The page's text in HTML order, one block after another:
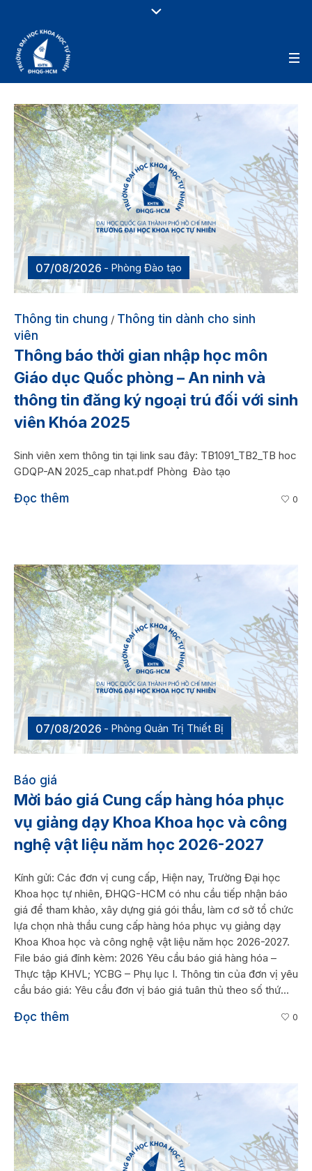
07/08/2026 Phòng Đào tạo
Thông tin chung / Thông tin dành cho sinh
viên
Thông báo thời gian nhập học môn
Giáo dục Quốc phòng – An ninh và
thông tin đăng ký ngoại trú đối với sinh
viên Khóa 2025
Sinh viên xem thông tin tại link sau đây: TB1091_TB2_TB hoc
GDQP-AN 2025_cap nhat.pdf Phòng Đào tạo
Đọc thêm 0
07/08/2026 Phòng Quản Trị Thiết Bị
Báo giá
Mời báo giá Cung cấp hàng hóa phục
vụ giảng dạy Khoa Khoa học và công
nghệ vật liệu năm học 2026-2027
Kính gửi: Các đơn vị cung cấp, Hiện nay, Trường Đại học
Khoa học tự nhiên, ĐHQG-HCM có nhu cầu tiếp nhận báo
giá để tham khảo, xây dựng giá gói thầu, làm cơ sở tổ chức
lựa chọn nhà thầu cung cấp hàng hóa phục vụ giảng dạy
Khoa Khoa học và công nghệ vật liệu năm học 2026-2027.
File báo giá đính kèm: 2026 Yêu cầu báo giá hàng hóa –
Thực tập KHVL; YCBG – Phụ lục I. Thông tin của đơn vị yêu
cầu báo giá: Yêu cầu đơn vị báo giá tuân thủ theo số thứ...
Đọc thêm 0